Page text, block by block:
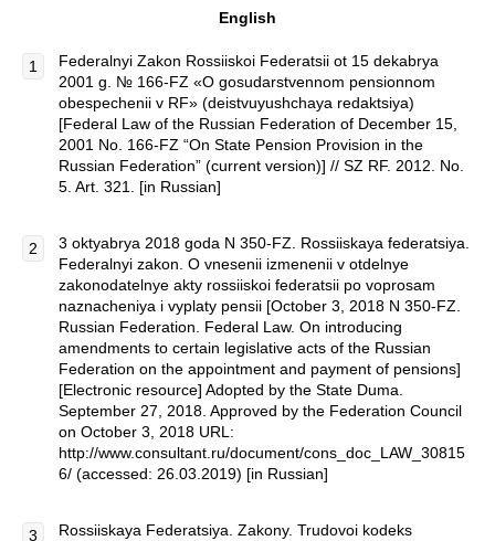
English
Federalnyi Zakon Rossiiskoi Federatsii ot 15 dekabrya
2001 g. № 166-FZ «O gosudarstvennom pensionnom
obespechenii v RF» (deistvuyushchaya redaktsiya)
[Federal Law of the Russian Federation of December 15,
2001 No. 166-FZ “On State Pension Provision in the
Russian Federation” (current version)] // SZ RF. 2012. No.
5. Art. 321. [in Russian]
3 oktyabrya 2018 goda N 350-FZ. Rossiiskaya federatsiya.
Federalnyi zakon. O vnesenii izmenenii v otdelnye
zakonodatelnye akty rossiiskoi federatsii po voprosam
naznacheniya i vyplaty pensii [October 3, 2018 N 350-FZ.
Russian Federation. Federal Law. On introducing
amendments to certain legislative acts of the Russian
Federation on the appointment and payment of pensions]
[Electronic resource] Adopted by the State Duma.
September 27, 2018. Approved by the Federation Council
on October 3, 2018 URL:
http://www.consultant.ru/document/cons_doc_LAW_30815
6/ (accessed: 26.03.2019) [in Russian]
Rossiiskaya Federatsiya. Zakony. Trudovoi kodeks